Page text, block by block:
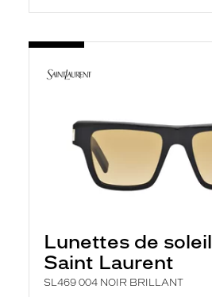
Lunettes de soleil
Saint Laurent
SL469 004 NOIR BRILLANT